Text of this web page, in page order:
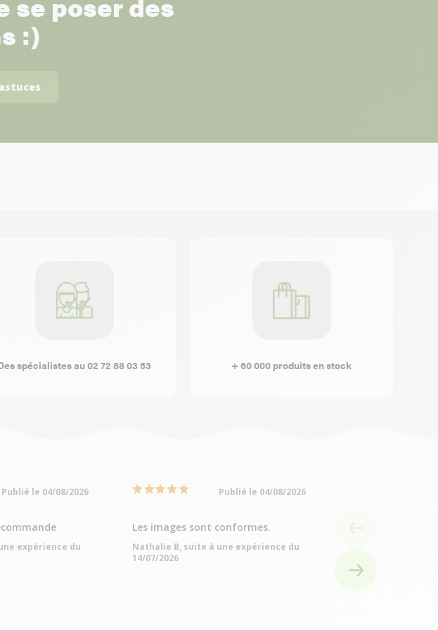
:)
spécialistes au 02 72 88 03 53 + 60 000 produits en stock
Publié le 04/08/2026
expérience du
Publié le 04/08/2026
Les images sont conformes.
Nathalie B, suite à une expérience du
14/07/2026